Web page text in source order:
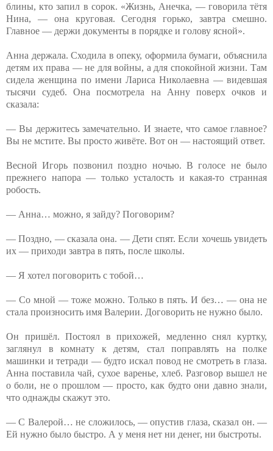
блины, кто запил в сорок. «Жизнь, Анечка, — говорила тётя
Нина, — она круговая. Сегодня горько, завтра смешно.
Главное — держи документы в порядке и голову ясной».
Анна держала. Сходила в опеку, оформила бумаги, объяснила
детям их права — не для войны, а для спокойной жизни. Там
сидела женщина по имени Лариса Николаевна — видевшая
тысячи судеб. Она посмотрела на Анну поверх очков и
сказала:
— Вы держитесь замечательно. И знаете, что самое главное?
Вы не мстите. Вы просто живёте. Вот он — настоящий ответ.
Весной Игорь позвонил поздно ночью. В голосе не было
прежнего напора — только усталость и какая-то странная
робость.
— Анна… можно, я зайду? Поговорим?
— Поздно, — сказала она. — Дети спят. Если хочешь увидеть
их — приходи завтра в пять, после школы.
— Я хотел поговорить с тобой…
— Со мной — тоже можно. Только в пять. И без… — она не
стала произносить имя Валерии. Договорить не нужно было.
Он пришёл. Постоял в прихожей, медленно снял куртку,
заглянул в комнату к детям, стал поправлять на полке
машинки и тетради — будто искал повод не смотреть в глаза.
Анна поставила чай, сухое варенье, хлеб. Разговор вышел не
о боли, не о прошлом — просто, как будто они давно знали,
что однажды скажут это.
— С Валерой… не сложилось, — опустив глаза, сказал он. —
Ей нужно было быстро. А у меня нет ни денег, ни быстроты.